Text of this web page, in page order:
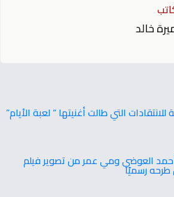
خالد
التي طالت أغنيتها “ لعبة الأيام”
العوضي ومي عمر من تصوير فيلم
رسميًا